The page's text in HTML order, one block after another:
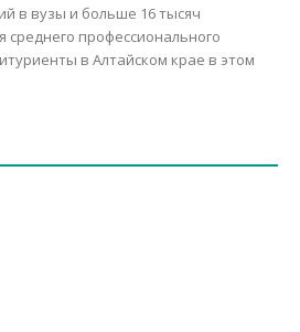
в вузы и больше 16 тысяч
среднего профессионального
в Алтайском крае в этом